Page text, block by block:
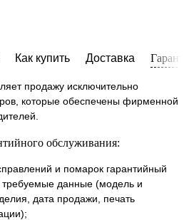
Как купить Доставка
продажу исключительно
которые обеспечены фирменной
обслуживания:
и помарок гарантийный
данные (модель и
дата продажи, печать